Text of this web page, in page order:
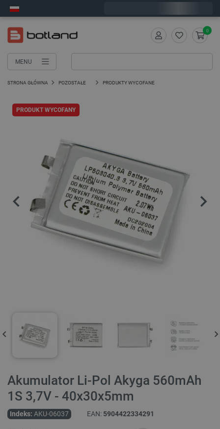
MENU
0
STRONA GŁÓWNA POZOSTAŁE PRODUKTY WYCOFANE
PRODUKT WYCOFANY
Akumulator Li-Pol Akyga 560mAh
1S 3,7V - 40x30x5mm
Indeks: AKU-06037 EAN: 5904422334291